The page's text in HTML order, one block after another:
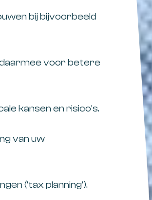
bij bijvoorbeeld
voor betere
kansen en risico’s.
van uw
(’tax planning’).